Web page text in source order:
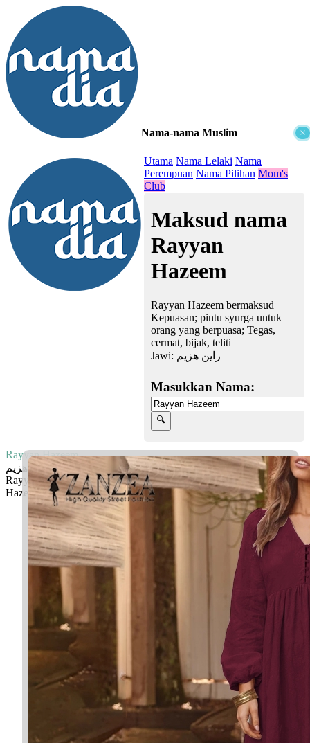
×
Nama-nama Muslim
Utama Nama Lelaki Nama
Perempuan Nama Pilihan Mom's
Club
Maksud nama
Rayyan
Hazeem
Rayyan Hazeem bermaksud
Kepuasan; pintu syurga untuk
orang yang berpuasa; Tegas,
cermat, bijak, teliti
Jawi: راين هزيم
Masukkan Nama:
Rayyan Hazeem
راين هزيم
Rayyan: Kepuasan; pintu syurga untuk orang yang berpuasa
Hazeem: Tegas, cermat, bijak, teliti
Facebook WhatsApp Telegram
Share